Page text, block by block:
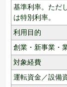
基準利率。ただ
は特別利率。
利用目的
創業・新事業・
対象経費
運転資金／設備